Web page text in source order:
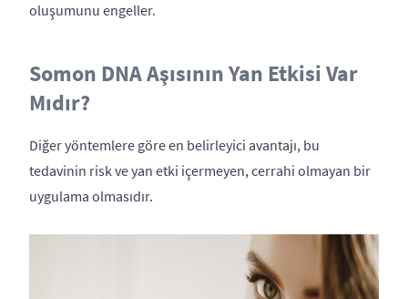
oluşumunu engeller.
Somon DNA Aşısının Yan Etkisi Var
Mıdır?
Diğer yöntemlere göre en belirleyici avantajı, bu
tedavinin risk ve yan etki içermeyen, cerrahi olmayan bir
uygulama olmasıdır.